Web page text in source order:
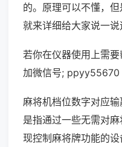
的。原理可以不懂，
就来详细给大家说一说
若你在仪器使用上需
加微信号; ppyy55670
麻将机档位数字对应
是指通过一些无需对
现控制麻将牌功能的设